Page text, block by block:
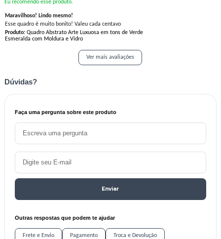
Eu recomendo esse produto.
Maravilhoso! Lindo mesmo!
Esse quadro é muito bonito! Valeu cada centavo
Produto:Quadro Abstrato Arte Luxuosa em tons de Verde
Esmeralda com Moldura e Vidro
Ver mais avaliações
Dúvidas?
Faça uma pergunta sobre este produto
Enviar
Outras respostas que podem te ajudar
Frete e Envio Pagamento Troca e Devolução